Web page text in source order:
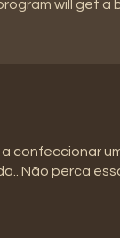
will get a
confeccionar
Não perca